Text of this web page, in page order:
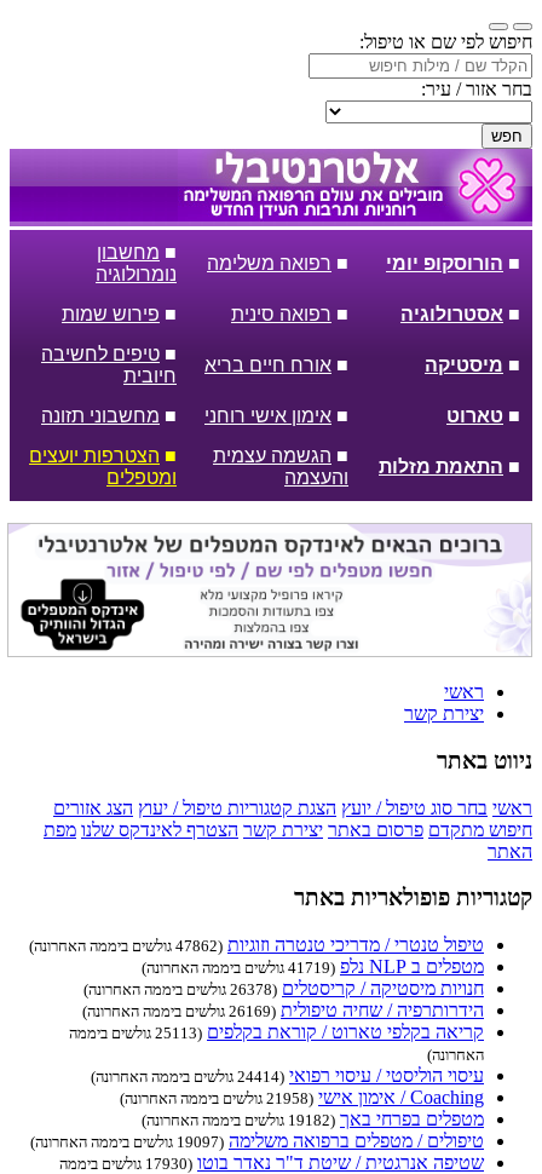
חיפוש לפי שם או טיפול:
בחר אזור / עיר:
חפש
■ הורוסקופ יומי ■ רפואה משלימה
■ מחשבון
נומרולוגיה
■ אסטרולוגיה ■ רפואה סינית ■ פירוש שמות
■ מיסטיקה ■ אורח חיים בריא
■ טיפים לחשיבה
חיובית
■ טארוט ■ אימון אישי רוחני ■ מחשבוני תזונה
■ התאמת מזלות
■ הגשמה עצמית
והעצמה
■ הצטרפות יועצים
ומטפלים
ראשי
יצירת קשר
ניווט באתר
ראשי בחר סוג טיפול / יועץ הצגת קטגוריות טיפול / יעוץ הצג אזורים
חיפוש מתקדם פרסום באתר יצירת קשר הצטרף לאינדקס שלנו מפת
האתר
קטגוריות פופולאריות באתר
טיפול טנטרי / מדריכי טנטרה וזוגיות (47862 גולשים ביממה האחרונה)
מטפלים ב NLP נלפ (41719 גולשים ביממה האחרונה)
חנויות מיסטיקה / קריסטלים (26378 גולשים ביממה האחרונה)
הידרותרפיה / שחיה טיפולית (26169 גולשים ביממה האחרונה)
קריאה בקלפי טארוט / קוראת בקלפים
(25113 גולשים ביממה
האחרונה)
עיסוי הוליסטי / עיסוי רפואי (24414 גולשים ביממה האחרונה)
Coaching / אימון אישי (21958 גולשים ביממה האחרונה)
מטפלים בפרחי באך (19182 גולשים ביממה האחרונה)
טיפולים / מטפלים ברפואה משלימה (19097 גולשים ביממה האחרונה)
שטיפה אנרגטית / שיטת ד"ר נאדר בוטו
(17930 גולשים ביממה